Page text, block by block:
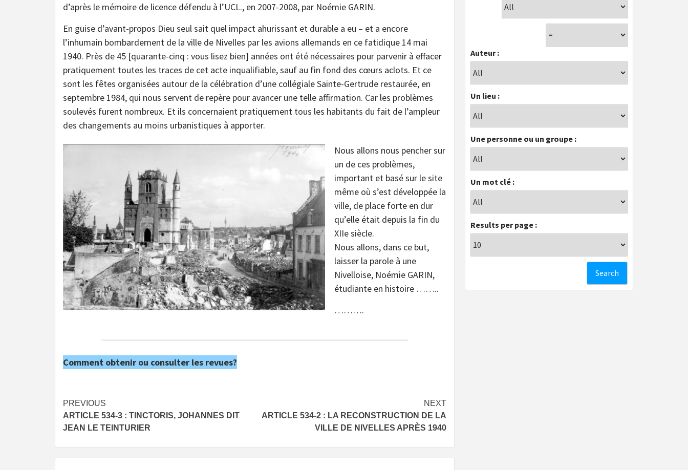
d’après le mémoire de licence défendu à l’UCL., en 2007-2008, par Noémie GARIN.
En guise d’avant-propos Dieu seul sait quel impact ahurissant et durable a eu – et a encore
l’inhumain bombardement de la ville de Nivelles par les avions allemands en ce fatidique 14 mai
1940. Près de 45 [quarante-cinq : vous lisez bien] années ont été nécessaires pour parvenir à effacer
pratiquement toutes les traces de cet acte inqualifiable, sauf au fin fond des cœurs aclots. Et ce
sont les fêtes organisées autour de la célébration d’une collégiale Sainte-Gertrude restaurée, en
septembre 1984, qui nous servent de repère pour avancer une telle affirmation. Car les problèmes
soulevés furent nombreux. Et ils concernaient pratiquement tous les habitants du fait de l’ampleur
des changements au moins urbanistiques à apporter.
Nous allons nous pencher sur
un de ces problèmes,
important et basé sur le site
même où s’est développée la
ville, de place forte en dur
qu’elle était depuis la fin du
XIIe siècle.
Nous allons, dans ce but,
laisser la parole à une
Nivelloise, Noémie GARIN,
étudiante en histoire ……..
……….
Comment obtenir ou consulter les revues?
Post
navigation
PREVIOUS
ARTICLE 534-3 : TINCTORIS, JOHANNES DIT
JEAN LE TEINTURIER
NEXT
ARTICLE 534-2 : LA RECONSTRUCTION DE LA
VILLE DE NIVELLES APRÈS 1940
Auteur :
Un lieu :
Une personne ou un groupe :
Un mot clé :
Results per page :